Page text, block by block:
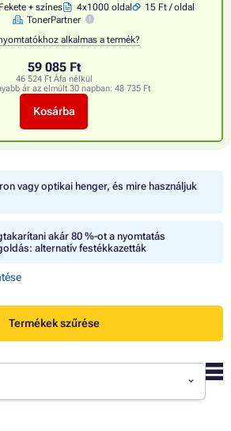
Fekete + színes 4x1000 oldal
15 Ft / oldal
TonerPartner
alkalmas a termék?
59 085 Ft
46 524 Ft Áfa nélkül
ár az elmúlt 30 napban: 48 735 Ft
Kosárba
vagy optikai henger, és mire használjuk
akár 80 %-ot a nyomtatás
alternatív festékkazetták
Termékek szűrése